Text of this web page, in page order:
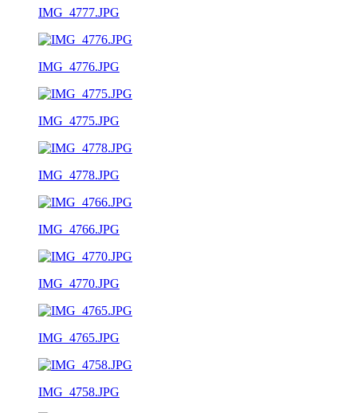
IMG_4777.JPG
IMG_4776.JPG
IMG_4775.JPG
IMG_4778.JPG
IMG_4766.JPG
IMG_4770.JPG
IMG_4765.JPG
IMG_4758.JPG